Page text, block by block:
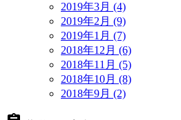
2019年3月 (4)
2019年2月 (9)
2019年1月 (7)
2018年12月 (6)
2018年11月 (5)
2018年10月 (8)
2018年9月 (2)